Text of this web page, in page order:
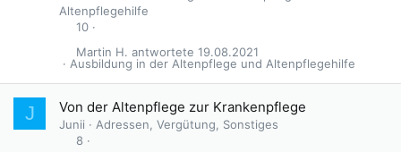
Altenpflegehilfe
10
Ausbildung in der Altenpflege und Altenpflegehilfe
19.08.2021
Martin H.
J Von der Altenpflege zur Krankenpflege
Junii
Adressen, Vergütung, Sonstiges
8